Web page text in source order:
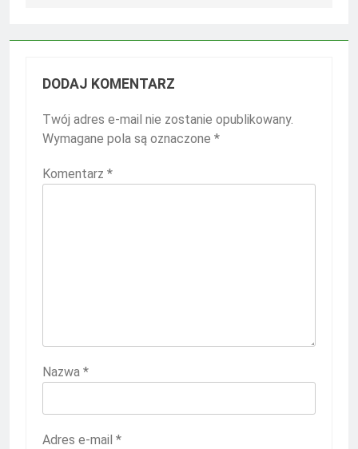
DODAJ KOMENTARZ
Twój adres e-mail nie zostanie opublikowany.
Wymagane pola są oznaczone *
Komentarz *
Nazwa *
Adres e-mail *